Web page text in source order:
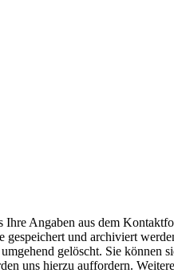
Ihre Angaben aus dem
und archiviert
gelöscht. Sie können
uns hierzu auffordern.